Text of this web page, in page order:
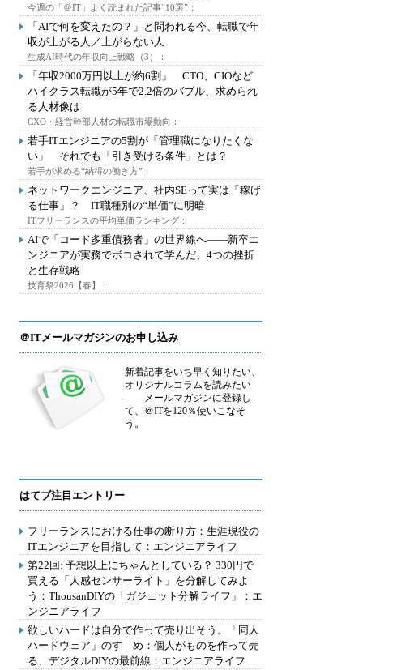
今週の「＠IT」よく読まれた記事“10選”：
「AIで何を変えたの？」と問われる今、転職で年
収が上がる人／上がらない人
生成AI時代の年収向上戦略（3）：
「年収2000万円以上が約6割」 CTO、CIOなど
ハイクラス転職が5年で2.2倍のバブル、求められ
る人材像は
CXO・経営幹部人材の転職市場動向：
若手ITエンジニアの5割が「管理職になりたくな
い」 それでも「引き受ける条件」とは？
若手が求める“納得の働き方”：
ネットワークエンジニア、社内SEって実は「稼げ
る仕事」？ IT職種別の“単価”に明暗
ITフリーランスの平均単価ランキング：
AIで「コード多重債務者」の世界線へ――新卒エ
ンジニアが実務でボコされて学んだ、4つの挫折
と生存戦略
技育祭2026【春】：
＠ITメールマガジンのお申し込み
新着記事をいち早く知りたい、
オリジナルコラムを読みたい
――メールマガジンに登録し
て、＠ITを120％使いこなそ
う。
はてブ注目エントリー
フリーランスにおける仕事の断り方：生涯現役の
ITエンジニアを目指して：エンジニアライフ
第22回: 予想以上にちゃんとしている？ 330円で
買える「人感センサーライト」を分解してみよ
う：ThousanDIYの「ガジェット分解ライフ」：エ
ンジニアライフ
欲しいハードは自分で作って売り出そう。「同人
ハードウェア」のすゝめ：個人がものを作って売
る、デジタルDIYの最前線：エンジニアライフ